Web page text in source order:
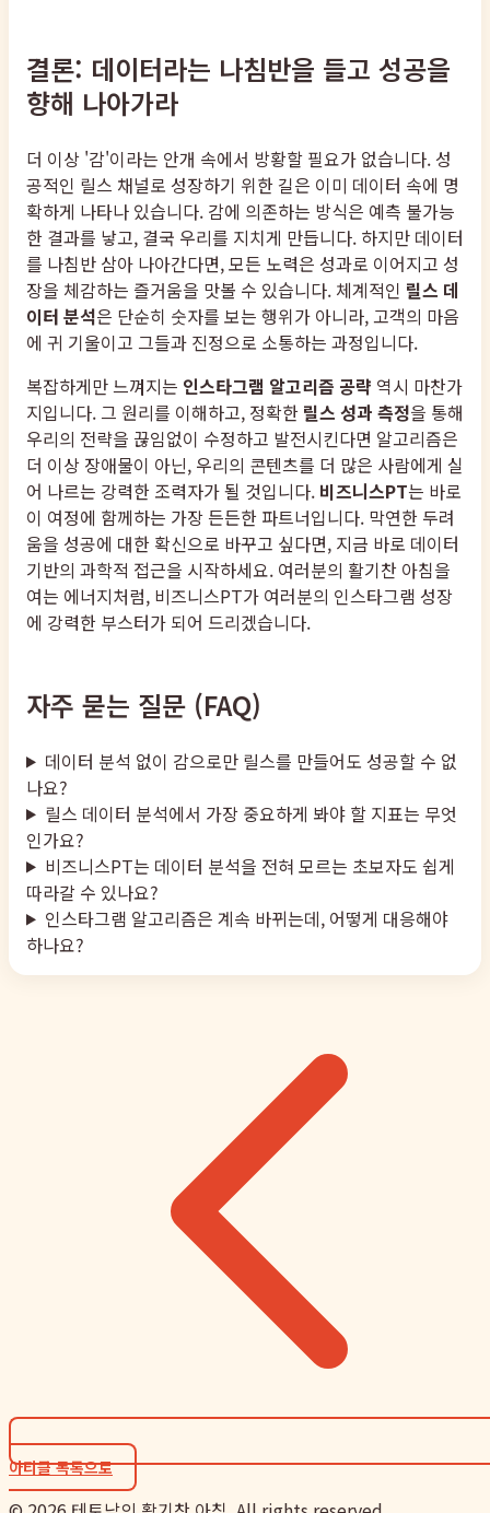
결론: 데이터라는 나침반을 들고 성공을
향해 나아가라
더 이상 '감'이라는 안개 속에서 방황할 필요가 없습니다. 성
공적인 릴스 채널로 성장하기 위한 길은 이미 데이터 속에 명
확하게 나타나 있습니다. 감에 의존하는 방식은 예측 불가능
한 결과를 낳고, 결국 우리를 지치게 만듭니다. 하지만 데이터
를 나침반 삼아 나아간다면, 모든 노력은 성과로 이어지고 성
장을 체감하는 즐거움을 맛볼 수 있습니다. 체계적인 릴스 데
이터 분석은 단순히 숫자를 보는 행위가 아니라, 고객의 마음
에 귀 기울이고 그들과 진정으로 소통하는 과정입니다.
복잡하게만 느껴지는 인스타그램 알고리즘 공략 역시 마찬가
지입니다. 그 원리를 이해하고, 정확한 릴스 성과 측정을 통해
우리의 전략을 끊임없이 수정하고 발전시킨다면 알고리즘은
더 이상 장애물이 아닌, 우리의 콘텐츠를 더 많은 사람에게 실
어 나르는 강력한 조력자가 될 것입니다. 비즈니스PT는 바로
이 여정에 함께하는 가장 든든한 파트너입니다. 막연한 두려
움을 성공에 대한 확신으로 바꾸고 싶다면, 지금 바로 데이터
기반의 과학적 접근을 시작하세요. 여러분의 활기찬 아침을
여는 에너지처럼, 비즈니스PT가 여러분의 인스타그램 성장
에 강력한 부스터가 되어 드리겠습니다.
자주 묻는 질문 (FAQ)
데이터 분석 없이 감으로만 릴스를 만들어도 성공할 수 없
나요?
릴스 데이터 분석에서 가장 중요하게 봐야 할 지표는 무엇
인가요?
비즈니스PT는 데이터 분석을 전혀 모르는 초보자도 쉽게
따라갈 수 있나요?
인스타그램 알고리즘은 계속 바뀌는데, 어떻게 대응해야
하나요?
아티클 목록으로